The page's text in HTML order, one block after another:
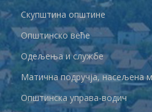
Скупштина општине
Општинско веће
Одељења и службе
Матична подручја, насељена
Општинска управа-водич